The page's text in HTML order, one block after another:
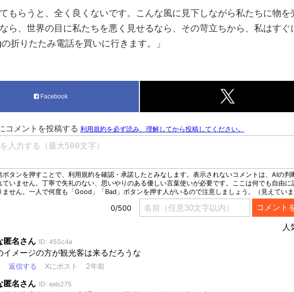
てもらうと、全く良くないです。こんな風に見下しながら私たちに物を
ら、世界の目に私たちを悪く見せるなら、その苛立ちから、私はすぐ
折りたたみ電話を買いに行きます。」
Facebook